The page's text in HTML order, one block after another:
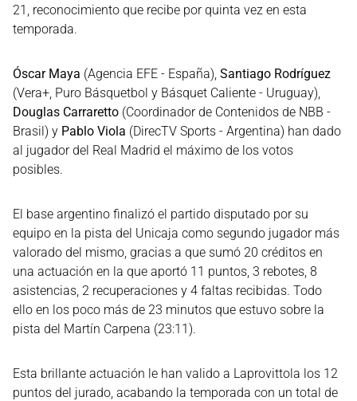
21, reconocimiento que recibe por quinta vez en esta
temporada.
Óscar Maya (Agencia EFE - España), Santiago Rodríguez
(Vera+, Puro Básquetbol y Básquet Caliente - Uruguay),
Douglas Carraretto (Coordinador de Contenidos de NBB -
Brasil) y Pablo Viola (DirecTV Sports - Argentina) han dado
al jugador del Real Madrid el máximo de los votos
posibles.
El base argentino finalizó el partido disputado por su
equipo en la pista del Unicaja como segundo jugador más
valorado del mismo, gracias a que sumó 20 créditos en
una actuación en la que aportó 11 puntos, 3 rebotes, 8
asistencias, 2 recuperaciones y 4 faltas recibidas. Todo
ello en los poco más de 23 minutos que estuvo sobre la
pista del Martín Carpena (23:11).
Esta brillante actuación le han valido a Laprovittola los 12
puntos del jurado, acabando la temporada con un total de